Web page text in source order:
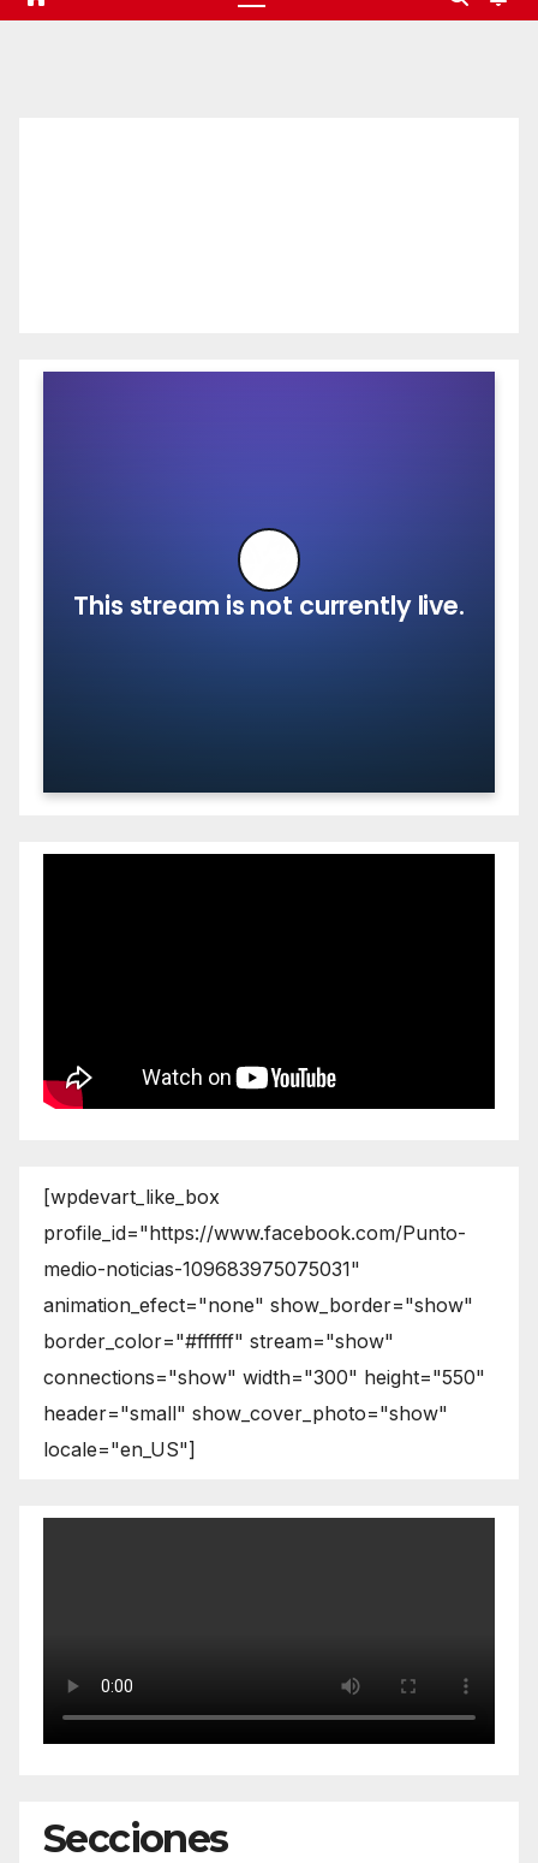
[wpdevart_like_box
profile_id="https://www.facebook.com/Punto-
medio-noticias-109683975075031"
animation_efect="none" show_border="show"
border_color="#ffffff" stream="show"
connections="show" width="300" height="550"
header="small" show_cover_photo="show"
locale="en_US"]
Secciones